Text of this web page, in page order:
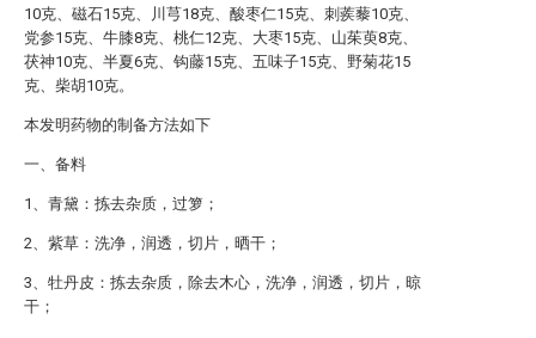
10克、磁石15克、川芎18克、酸枣仁15克、刺蒺藜10克、
党参15克、牛膝8克、桃仁12克、大枣15克、山茱萸8克、
茯神10克、半夏6克、钩藤15克、五味子15克、野菊花15
克、柴胡10克。
本发明药物的制备方法如下
一、备料
1、青黛：拣去杂质，过箩；
2、紫草：洗净，润透，切片，晒干；
3、牡丹皮：拣去杂质，除去木心，洗净，润透，切片，晾
干；